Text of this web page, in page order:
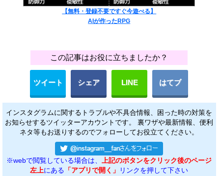
【無料・登録不要ですぐ今遊べる】
AIが作ったRPG
この記事はお役に立ちましたか？
ツイート シェア LINE はてブ
インスタグラムに関するトラブルや不具合情報、困った時の対策を
お知らせするツイッターアカウントです。 裏ワザや最新情報、便利
ネタ等もお送りするのでフォローしてお役立てください。
※webで閲覧している場合は、
上記のボタンをクリック後のページ
左上にある 「アプリで開く」 リンクを押して下さい